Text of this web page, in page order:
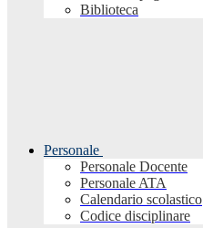
Biblioteca
Personale
Personale Docente
Personale ATA
Calendario scolastico
Codice disciplinare